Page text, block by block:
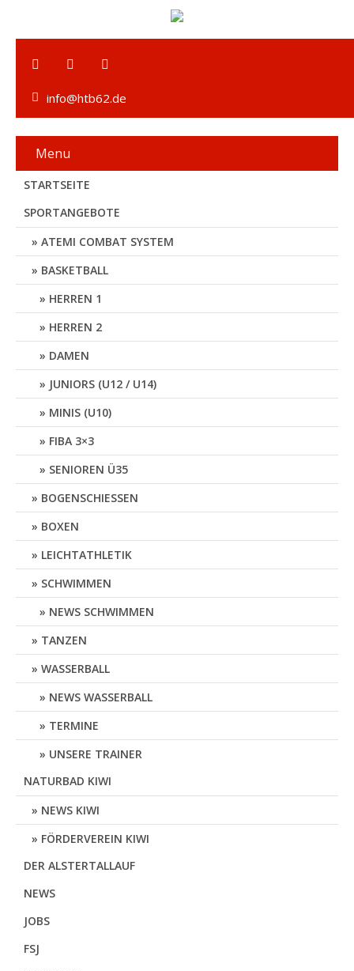
info@htb62.de
Menu
STARTSEITE
SPORTANGEBOTE
ATEMI COMBAT SYSTEM
BASKETBALL
HERREN 1
HERREN 2
DAMEN
JUNIORS (U12 / U14)
MINIS (U10)
FIBA 3×3
SENIOREN Ü35
BOGENSCHIESSEN
BOXEN
LEICHTATHLETIK
SCHWIMMEN
NEWS SCHWIMMEN
TANZEN
WASSERBALL
NEWS WASSERBALL
TERMINE
UNSERE TRAINER
NATURBAD KIWI
NEWS KIWI
FÖRDERVEREIN KIWI
DER ALSTERTALLAUF
NEWS
JOBS
FSJ